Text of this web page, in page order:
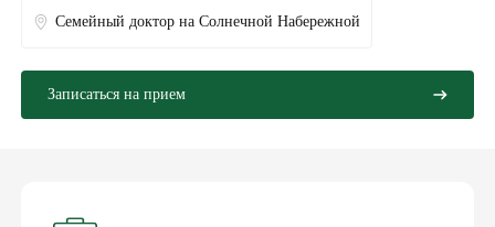
Семейный доктор на Солнечной Набережной
Записаться на прием